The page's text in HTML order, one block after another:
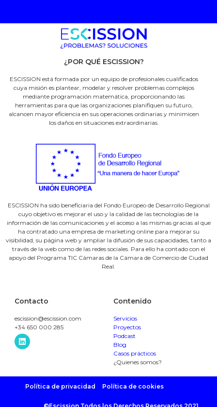
¿POR QUÉ ESCISSION?
ESCISSION está formada por un equipo de profesionales cualificados
cuya misión es plantear, modelar y resolver problemas complejos
mediante programación matemática, proporcionando las
herramientas para que las organizaciones planifiquen su futuro,
alcancen mayor eficiencia en sus operaciones ordinarias y minimicen
los daños en situaciones extraordinarias.
ESCISSION ha sido beneficiaria del Fondo Europeo de Desarrollo Regional
cuyo objetivo es mejorar el uso y la calidad de las tecnologías de la
información de las comunicaciones y el acceso a las mismas gracias al que
ha contratado una empresa de marketing online para mejorar su
visibilidad, su página web y ampliar la difusión de sus capacidades, tanto a
través de la web como de las redes sociales. Para ello ha contado con el
apoyo del Programa TIC Cámaras de la Cámara de Comercio de Ciudad
Real.
Contacto
escission@escission.com
+34 650 000 285
Contenido
Servicios
Proyectos
Podcast
Blog
Casos prácticos
¿Quienes somos?
Política de privacidad Política de cookies